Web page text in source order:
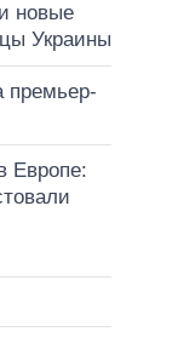
новые
Украины
премьер-
Европе: